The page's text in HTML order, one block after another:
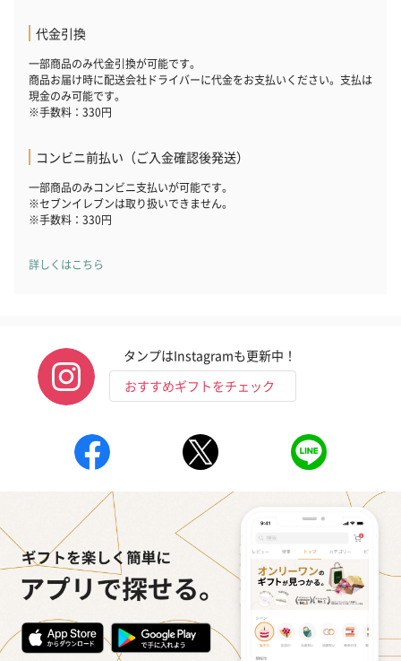
代金引換
一部商品のみ代金引換が可能です。
商品お届け時に配送会社ドライバーに代金をお支払いください。支払は
現金のみ可能です。
※手数料：330円
コンビニ前払い（ご入金確認後発送）
一部商品のみコンビニ支払いが可能です。
※セブンイレブンは取り扱いできません。
※手数料：330円
詳しくはこちら
タンプはInstagramも更新中！
おすすめギフトをチェック